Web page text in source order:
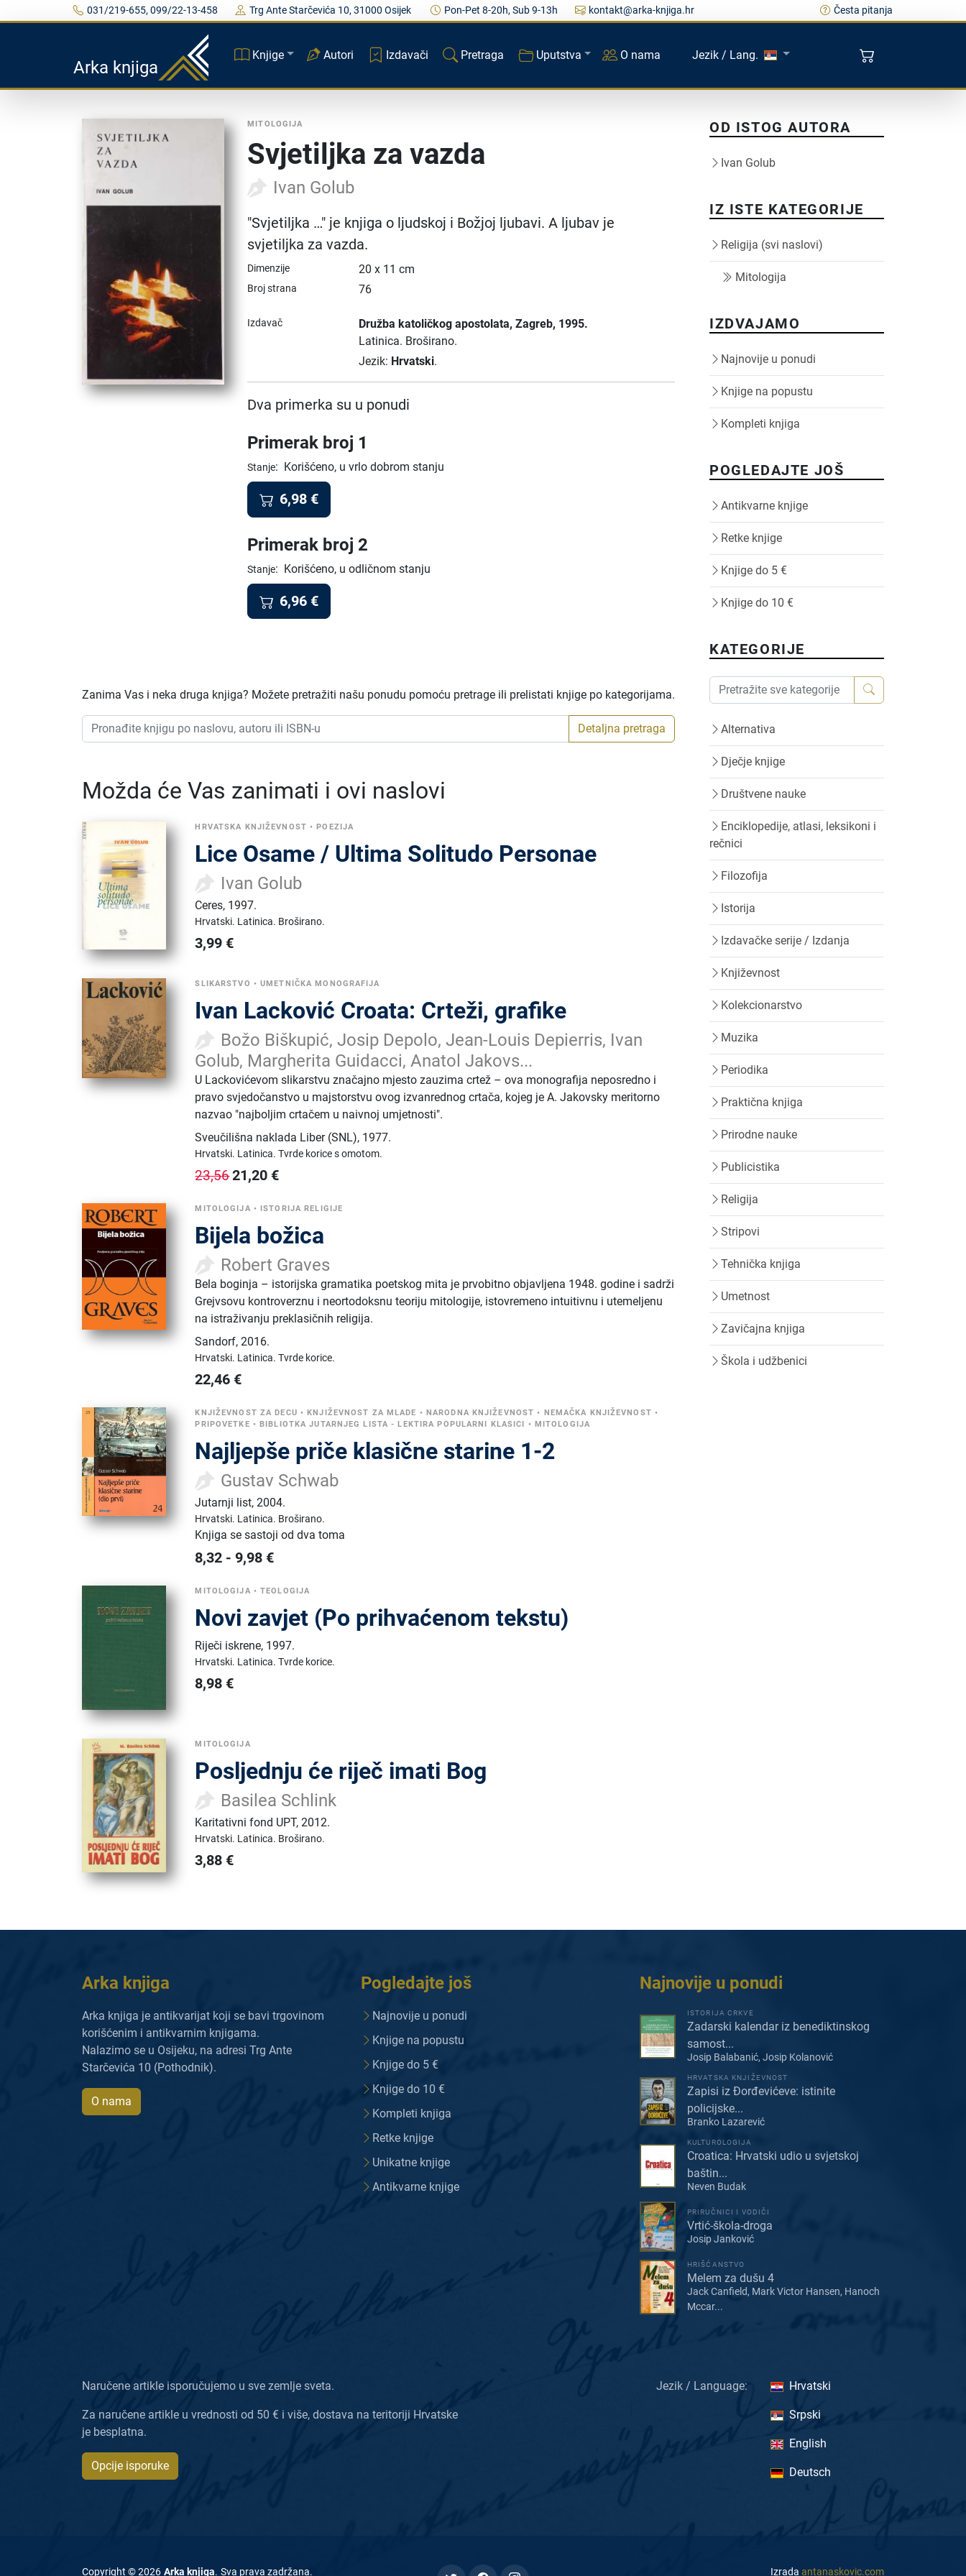
031/219-655, 099/22-13-458 Trg Ante Starčevića 10, 31000 Osijek Pon-Pet 8-20h, Sub 9-13h kontakt@arka-knjiga.hr Česta pitanja
Arka knjiga
Knjige Autori Izdavači Pretraga Uputstva O nama Jezik / Lang.
MITOLOGIJA
Svjetiljka za vazda
Ivan Golub
"Svjetiljka …" je knjiga o ljudskoj i Božjoj ljubavi. A ljubav je
svjetiljka za vazda.
Dimenzije 20 x 11 cm
Broj strana 76
Izdavač Družba katoličkog apostolata, Zagreb, 1995.
Latinica. Broširano.
Jezik: Hrvatski.
Dva primerka su u ponudi
Primerak broj 1
Stanje: Korišćeno, u vrlo dobrom stanju
6,98 €
Primerak broj 2
Stanje: Korišćeno, u odličnom stanju
6,96 €
Zanima Vas i neka druga knjiga? Možete pretražiti našu ponudu pomoću pretrage ili prelistati knjige po kategorijama.
Detaljna pretraga
Možda će Vas zanimati i ovi naslovi
HRVATSKA KNJIŽEVNOST • POEZIJA
Lice Osame / Ultima Solitudo Personae
Ivan Golub
Ceres, 1997.
Hrvatski. Latinica. Broširano.
3,99 €
SLIKARSTVO •UMETNIČKA MONOGRAFIJA
Ivan Lacković Croata: Crteži, grafike
Božo Biškupić, Josip Depolo, Jean-Louis Depierris, Ivan
Golub, Margherita Guidacci, Anatol Jakovs...
U Lackovićevom slikarstvu značajno mjesto zauzima crtež – ova monografija neposredno i
pravo svjedočanstvo u majstorstvu ovog izvanrednog crtača, kojeg je A. Jakovsky meritorno
nazvao "najboljim crtačem u naivnoj umjetnosti".
Sveučilišna naklada Liber (SNL), 1977.
Hrvatski. Latinica.Tvrde korice s omotom.
23,5621,20 €
MITOLOGIJA • ISTORIJA RELIGIJE
Bijela božica
Robert Graves
Bela boginja – istorijska gramatika poetskog mita je prvobitno objavljena 1948. godine i sadrži
Grejvsovu kontroverznu i neortodoksnu teoriju mitologije, istovremeno intuitivnu i utemeljenu
na istraživanju preklasičnih religija.
Sandorf,2016.
Hrvatski. Latinica.Tvrde korice.
22,46 €
KNJIŽEVNOST ZA DECU •KNJIŽEVNOST ZA MLADE • NARODNA KNJIŽEVNOST • NEMAČKA KNJIŽEVNOST •
PRIPOVETKE •BIBLIOTKA JUTARNJEG LISTA - LEKTIRA POPULARNI KLASICI • MITOLOGIJA
Najljepše priče klasične starine 1-2
Gustav Schwab
Jutarnji list,2004.
Hrvatski. Latinica. Broširano.
Knjiga se sastoji od dva toma
8,32 -9,98 €
MITOLOGIJA •TEOLOGIJA
Novi zavjet (Po prihvaćenom tekstu)
Riječi iskrene, 1997.
Hrvatski. Latinica.Tvrde korice.
8,98 €
MITOLOGIJA
Posljednju će riječ imati Bog
Basilea Schlink
Karitativni fond UPT,2012.
Hrvatski. Latinica. Broširano.
3,88 €
OD ISTOG AUTORA
Ivan Golub
IZ ISTE KATEGORIJE
Religija (svi naslovi)
Mitologija
IZDVAJAMO
Najnovije u ponudi
Knjige na popustu
Kompleti knjiga
POGLEDAJTE JOŠ
Antikvarne knjige
Retke knjige
Knjige do 5 €
Knjige do 10 €
KATEGORIJE
Alternativa
Dječje knjige
Društvene nauke
Enciklopedije, atlasi, leksikoni i
rečnici
Filozofija
Istorija
Izdavačke serije / Izdanja
Književnost
Kolekcionarstvo
Muzika
Periodika
Praktična knjiga
Prirodne nauke
Publicistika
Religija
Stripovi
Tehnička knjiga
Umetnost
Zavičajna knjiga
Škola i udžbenici
Arka knjiga
Arka knjiga je antikvarijat koji se bavi trgovinom
korišćenim i antikvarnim knjigama.
Nalazimo se u Osijeku, na adresi Trg Ante
Starčevića 10 (Pothodnik).
O nama
Pogledajte još
Najnovije u ponudi
Knjige na popustu
Knjige do 5 €
Knjige do 10 €
Kompleti knjiga
Retke knjige
Unikatne knjige
Antikvarne knjige
Najnovije u ponudi
ISTORIJA CRKVE
Zadarski kalendar iz benediktinskog
samost...
Josip Balabanić, Josip Kolanović
HRVATSKA KNJIŽEVNOST
Zapisi iz Đorđevićeve: istinite
policijske...
Branko Lazarević
KULTUROLOGIJA
Croatica: Hrvatski udio u svjetskoj
baštin...
Neven Budak
PRIRUČNICI I VODIČI
Vrtić-škola-droga
Josip Janković
HRIŠĆANSTVO
Melem za dušu 4
Jack Canfield, Mark Victor Hansen, Hanoch
Mccar...
Naručene artikle isporučujemo u sve zemlje sveta.
Za naručene artikle u vrednosti od 50 € i više, dostava na teritoriji Hrvatske
je besplatna.
Opcije isporuke
Jezik / Language: Hrvatski
Srpski
English
Deutsch
Copyright ©2026 Arka knjiga. Sva prava zadržana. Izrada antanaskovic.com